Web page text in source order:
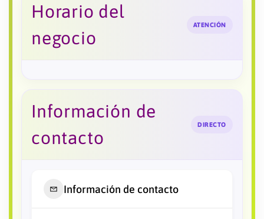
Horario del
negocio
ATENCIÓN
Información de
contacto
DIRECTO
Información de contacto